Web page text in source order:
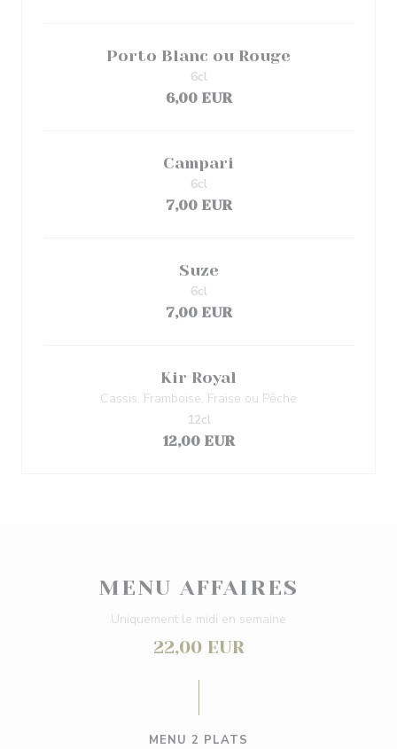
Porto Blanc ou Rouge
6,00 EUR
6cl
Campari
7,00 EUR
6cl
Suze
7,00 EUR
6cl
Kir Royal
Cassis, Framboise, Fraise ou Pêche
12,00 EUR
12cl
MENU AFFAIRES
Uniquement le midi en semaine
22,00 EUR
MENU 2 PLATS